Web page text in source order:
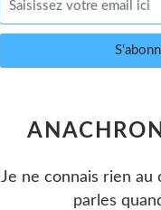
Je ne connais rien au
parles